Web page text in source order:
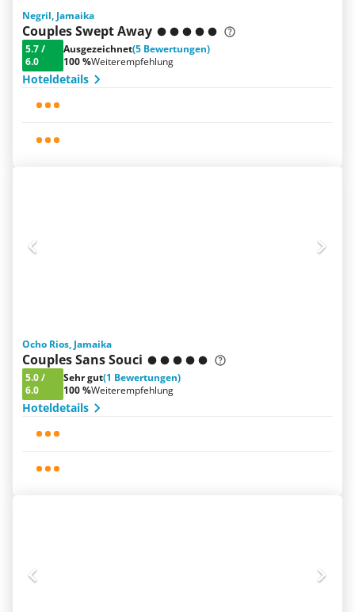
Negril, Jamaika
Couples Swept Away
5.7/
6.0
Ausgezeichnet(5 Bewertungen)
100 %Weiterempfehlung
Hoteldetails
Ocho Rios, Jamaika
Couples Sans Souci
5.0/
6.0
Sehr gut(1 Bewertungen)
100 %Weiterempfehlung
Hoteldetails